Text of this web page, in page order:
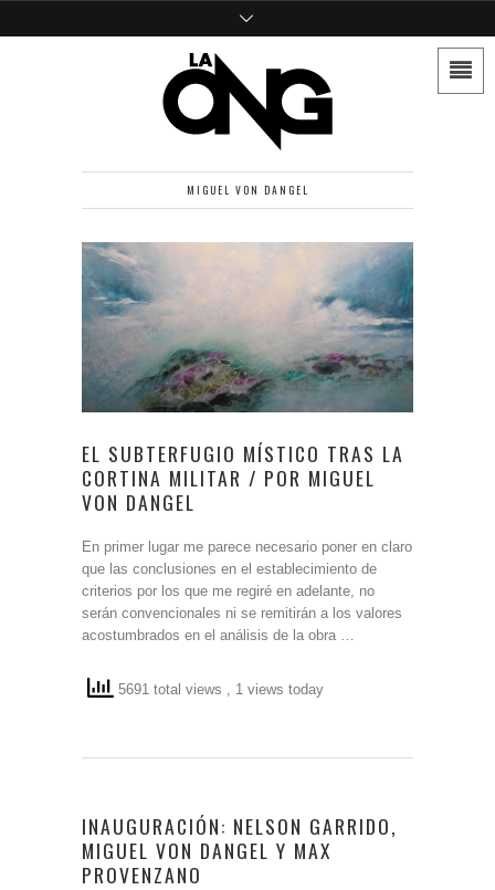
MIGUEL VON DANGEL
EL SUBTERFUGIO MÍSTICO TRAS LA
CORTINA MILITAR / POR MIGUEL
VON DANGEL
En primer lugar me parece necesario poner en claro
que las conclusiones en el establecimiento de
criterios por los que me regiré en adelante, no
serán convencionales ni se remitirán a los valores
acostumbrados en el análisis de la obra …
5691 total views , 1 views today
INAUGURACIÓN: NELSON GARRIDO,
MIGUEL VON DANGEL Y MAX
PROVENZANO